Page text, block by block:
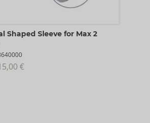
Shaped Sleeve for Max 2
€